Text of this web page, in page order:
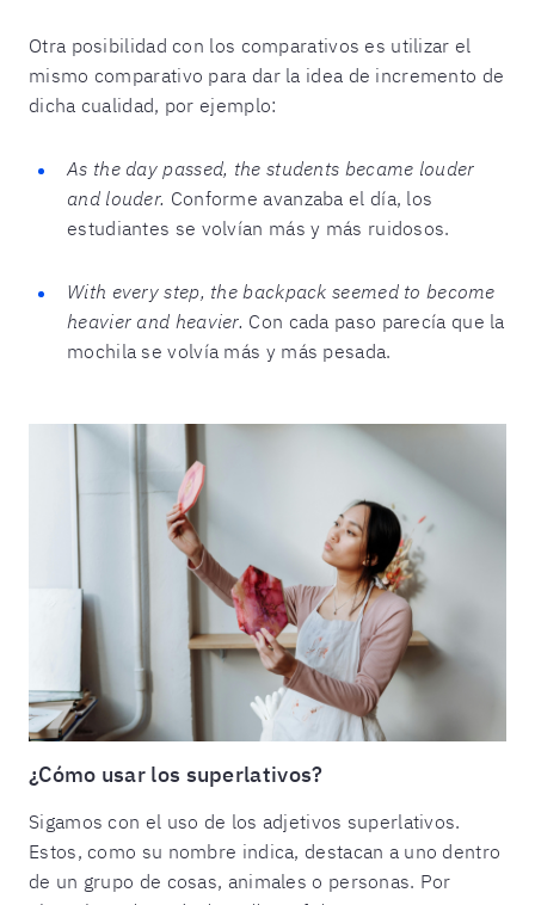
Otra posibilidad con los comparativos es utilizar el
mismo comparativo para dar la idea de incremento de
dicha cualidad, por ejemplo:
As the day passed, the students became louder
and louder. Conforme avanzaba el día, los
estudiantes se volvían más y más ruidosos.
With every step, the backpack seemed to become
heavier and heavier. Con cada paso parecía que la
mochila se volvía más y más pesada.
¿Cómo usar los superlativos?
Sigamos con el uso de los adjetivos superlativos.
Estos, como su nombre indica, destacan a uno dentro
de un grupo de cosas, animales o personas. Por